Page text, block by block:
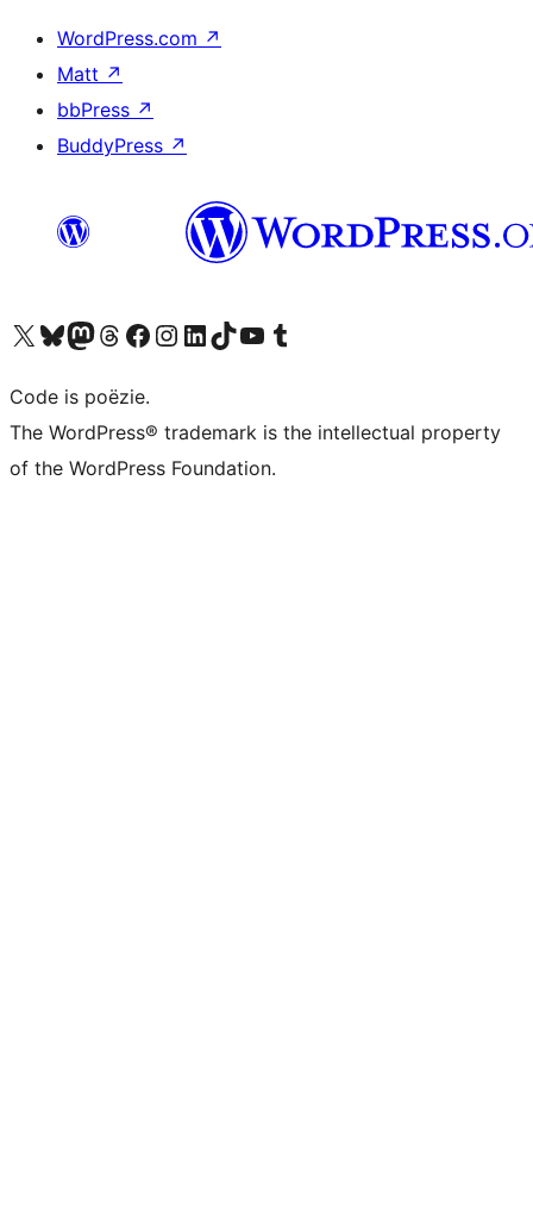
WordPress.com ↗
Matt ↗
bbPress ↗
BuddyPress ↗
Bezoek ons X (voorheen Twitter) account
Bezoek ons Bluesky account
Bezoek ons Mastodon account
Bezoek ons Threads account
Onze Facebook pagina bezoeken
Bezoek ons Instagram account
Bezoek ons LinkedIn account
Bezoek ons TikTok account
Bezoek ons YouTube kanaalBezoek ons Tumblr account
Code is poëzie.
The WordPress® trademark is the intellectual property
of the WordPress Foundation.